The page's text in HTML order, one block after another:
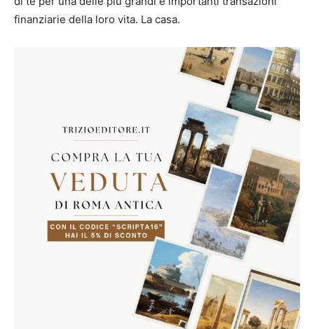
finanziarie della loro vita. La casa.